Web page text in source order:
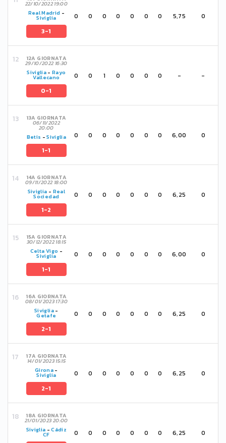
22/10/2022 19:00
Real Madrid -
Siviglia
3-1
0 0 0 0 0 0 0 5,75 0
12A GIORNATA
29/10/2022 16:30
Siviglia -Rayo
Vallecano
0-1
0 0 1 0 0 0 0 - -
13A GIORNATA
06/11/2022
20:00
Betis -Siviglia
1-1
0 0 0 0 0 0 0 6,00 0
14A GIORNATA
09/11/2022 18:00
Siviglia - Real
Sociedad
1-2
0 0 0 0 0 0 0 6,25 0
15A GIORNATA
30/12/2022 18:15
Celta Vigo -
Siviglia
1-1
0 0 0 0 0 0 0 6,00 0
16A GIORNATA
08/01/2023 17:30
Siviglia-
Getafe
2-1
0 0 0 0 0 0 0 6,25 0
17A GIORNATA
14/01/2023 15:15
Girona -
Siviglia
2-1
0 0 0 0 0 0 0 6,25 0
18A GIORNATA
21/01/2023 20:00
Siviglia -Cádiz
CF 0 0 0 0 0 0 0 6,25 0